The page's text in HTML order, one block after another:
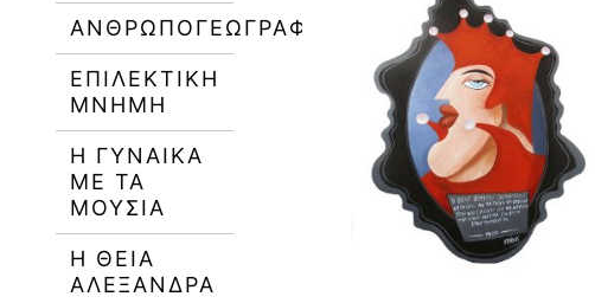
ΑΝΘΡΩΠΟΓΕΩΓΡΑΦΊΑ
ΕΠΙΛΕΚΤΙΚΉ
ΜΝΉΜΗ
Η ΓΥΝΑΙΚΑ
ΜΕ ΤΑ
ΜΟΥΣΙΑ
Η ΘΕΊΑ
ΑΛΕΞΑΝΔΡΑ